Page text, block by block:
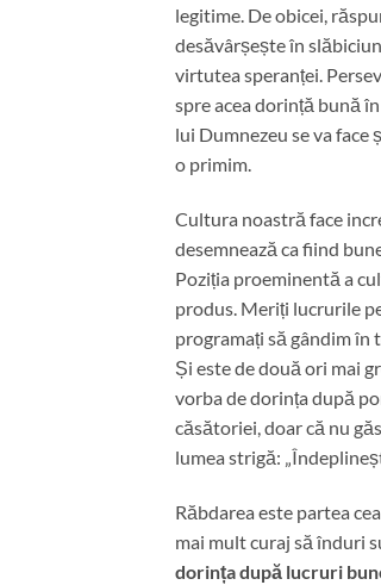
legitime. De obicei,
desăvârșește în
virtutea speranței.
spre acea dorință bună
lui Dumnezeu se va face
o primim.
Cultura noastră face
desemnează ca fiind
Poziția proeminentă a
produs. Meriți lucrurile
programați să gândim în
Și este de două ori mai
vorba de dorința după
căsătoriei, doar că nu
lumea strigă:
Răbdarea este partea
mai mult curaj să înduri
dorința după lucruri